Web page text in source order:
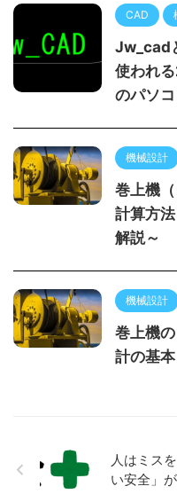
CAD
Jw_cad
使われ
のパソコ
機械設計
巻上機
計算方
解説～
機械設計
巻上機
計の基本
人はミス
い安全」